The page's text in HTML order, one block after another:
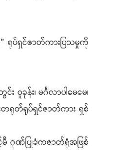
ရုပ်ရှင်ဇာတ်ကားပြသမှုကို
န်း၊ မင်္ဂလာပါမေမေ၊
းတရုတ်ရုပ်ရှင်ဇာတ်ကား ရှစ်
ဂုဏ်ပြုခံကဇာတ်ရုံအဖြစ်